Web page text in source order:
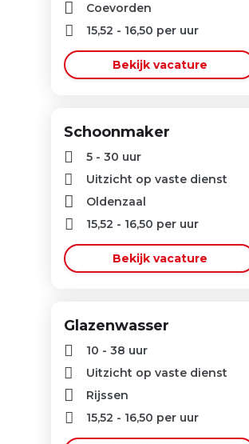
Coevorden
15,52 - 16,50 per uur
Bekijk vacature
Schoonmaker
5 - 30 uur
Uitzicht op vaste dienst
Oldenzaal
15,52 - 16,50 per uur
Bekijk vacature
Glazenwasser
10 - 38 uur
Uitzicht op vaste dienst
Rijssen
15,52 - 16,50 per uur